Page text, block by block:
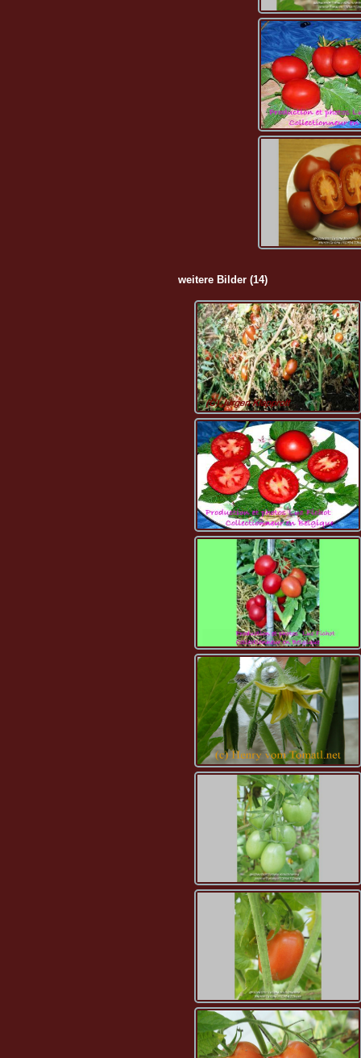
weitere Bilder (14)